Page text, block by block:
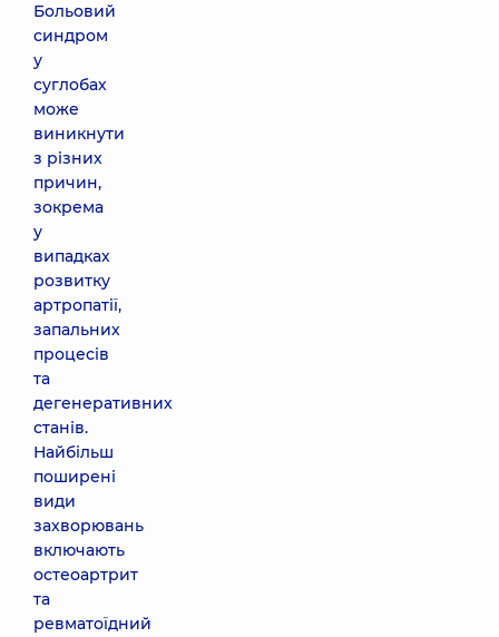
Больовий
синдром
у
суглобах
може
виникнути
з різних
причин,
зокрема
у
випадках
розвитку
артропатії,
запальних
процесів
та
дегенеративних
станів.
Найбільш
поширені
види
захворювань
включають
остеоартрит
та
ревматоїдний